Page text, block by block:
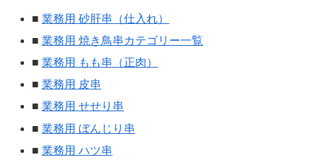
■業務用 砂肝串（仕入れ）
■業務用 焼き鳥串カテゴリー一覧
■業務用 もも串（正肉）
■業務用 皮串
■業務用 せせり串
■業務用 ぼんじり串
■業務用 ハツ串